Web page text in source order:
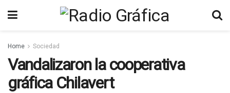
Home Sociedad
Vandalizaron la cooperativa
gráfica Chilavert